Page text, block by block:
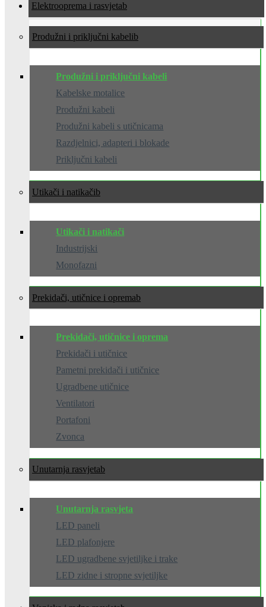
Elektrooprema i rasvjeta
Produžni i priključni kabeli
Produžni i priključni kabeli
Kabelske motalice
Produžni kabeli
Produžni kabeli s utičnicama
Razdjelnici, adapteri i blokade
Priključni kabeli
Utikači i natikači
Utikači i natikači
Industrijski
Monofazni
Prekidači, utičnice i oprema
Prekidači, utičnice i oprema
Prekidači i utičnice
Pametni prekidači i utičnice
Ugradbene utičnice
Ventilatori
Portafoni
Zvonca
Unutarnja rasvjeta
Unutarnja rasvjeta
LED paneli
LED plafonjere
LED ugradbene svjetiljke i trake
LED zidne i stropne svjetiljke